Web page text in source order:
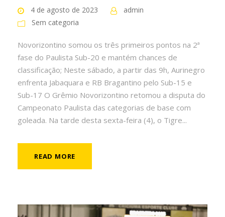
4 de agosto de 2023
admin
Sem categoria
Novorizontino somou os três primeiros pontos na 2ª
fase do Paulista Sub-20 e mantém chances de
classificação; Neste sábado, a partir das 9h, Aurinegro
enfrenta Jabaquara e RB Bragantino pelo Sub-15 e
Sub-17 O Grêmio Novorizontino retomou a disputa do
Campeonato Paulista das categorias de base com
goleada. Na tarde desta sexta-feira (4), o Tigre...
READ MORE